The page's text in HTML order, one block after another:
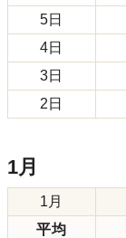
5日
4日
3日
2日
1月
1月
平均